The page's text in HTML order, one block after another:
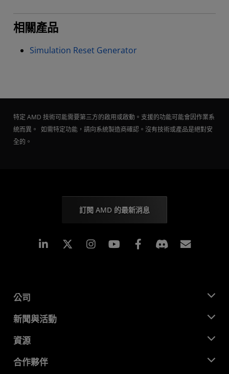
相關產品
Simulation Reset Generator
特定 AMD 技術可能需要第三方的啟用或啟動。支援的功能可能會因作業系
統而異。 如需特定功能，請向系統製造商確認。沒有技術或產品是絕對安
全的。
訂閱 AMD 的最新消息
Linkedin Instagram Facebook
公司
關於 AMD
企業責任
招聘
聯絡我們
新聞與活動
新聞室
媒體庫
資源
開發者中心
合作夥伴